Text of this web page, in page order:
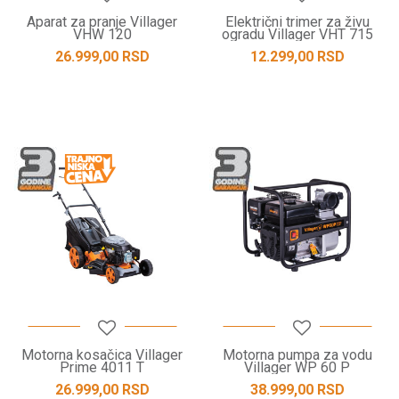
Aparat za pranje Villager
VHW 120
26.999,00 RSD
Električni trimer za živu
ogradu Villager VHT 715
12.299,00 RSD
Motorna kosačica Villager
Prime 4011 T
26.999,00 RSD
Motorna pumpa za vodu
Villager WP 60 P
38.999,00 RSD